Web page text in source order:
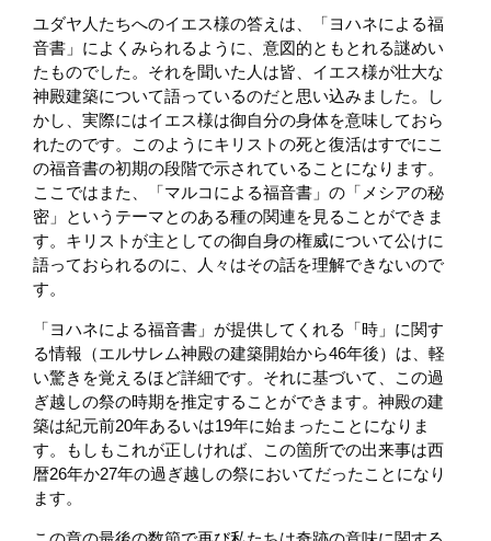
ユダヤ人たちへのイエス様の答えは、「ヨハネによる福
音書」によくみられるように、意図的ともとれる謎めい
たものでした。それを聞いた人は皆、イエス様が壮大な
神殿建築について語っているのだと思い込みました。し
かし、実際にはイエス様は御自分の身体を意味しておら
れたのです。このようにキリストの死と復活はすでにこ
の福音書の初期の段階で示されていることになります。
ここではまた、「マルコによる福音書」の「メシアの秘
密」というテーマとのある種の関連を見ることができま
す。キリストが主としての御自身の権威について公けに
語っておられるのに、人々はその話を理解できないので
す。
「ヨハネによる福音書」が提供してくれる「時」に関す
る情報（エルサレム神殿の建築開始から46年後）は、軽
い驚きを覚えるほど詳細です。それに基づいて、この過
ぎ越しの祭の時期を推定することができます。神殿の建
築は紀元前20年あるいは19年に始まったことになりま
す。もしもこれが正しければ、この箇所での出来事は西
暦26年か27年の過ぎ越しの祭においてだったことになり
ます。